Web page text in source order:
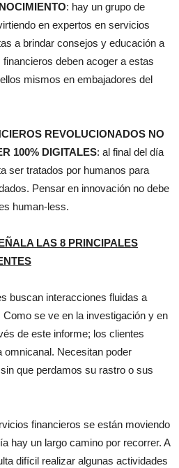
: hay un grupo de
en expertos en servicios
a brindar consejos y educación a
deben acoger a estas
mismos en embajadores del
REVOLUCIONADOS NO
100% DIGITALES: al final del día
ser tratados por humanos para
Pensar en innovación no debe
human-less.
LAS 8 PRINCIPALES
buscan interacciones fluidas a
se ve en la investigación y en
de este informe; los clientes
Necesitan poder
que perdamos su rastro o sus
financieros se están moviendo
hay un largo camino por recorrer. A
difícil realizar algunas actividades